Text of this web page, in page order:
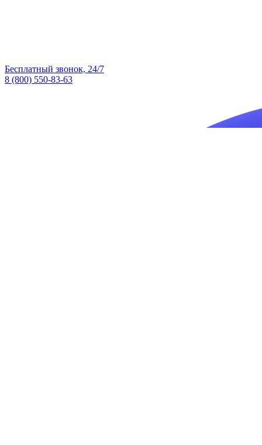
Бесплатный звонок, 24/7
8 (800) 550-83-63